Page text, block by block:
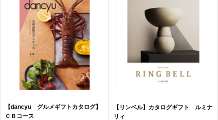
【dancyu グルメギフトカタログ】
ＣＢコース
【リンベル】カタログギフト ルミナ
リィ